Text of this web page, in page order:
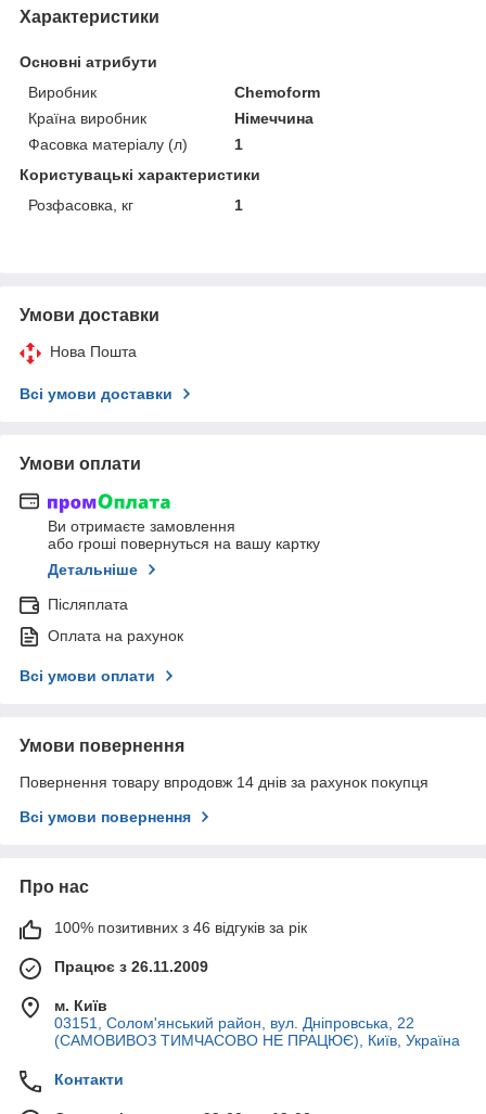
Характеристики
Основні атрибути
Виробник
Chemoform
Країна виробник
Німеччина
Фасовка матеріалу (л)
1
Користувацькі характеристики
Розфасовка, кг
1
Умови доставки
Нова Пошта
Всі умови доставки
Умови оплати
Ви отримаєте замовлення
або гроші повернуться на вашу картку
Детальніше
Післяплата
Оплата на рахунок
Всі умови оплати
Умови повернення
Повернення товару впродовж 14 днів за рахунок покупця
Всі умови повернення
Про нас
100% позитивних з 46 відгуків за рік
Працює з 26.11.2009
м. Київ
03151, Солом'янський район, вул. Дніпровська, 22
(САМОВИВОЗ ТИМЧАСОВО НЕ ПРАЦЮЄ), Київ, Україна
Контакти